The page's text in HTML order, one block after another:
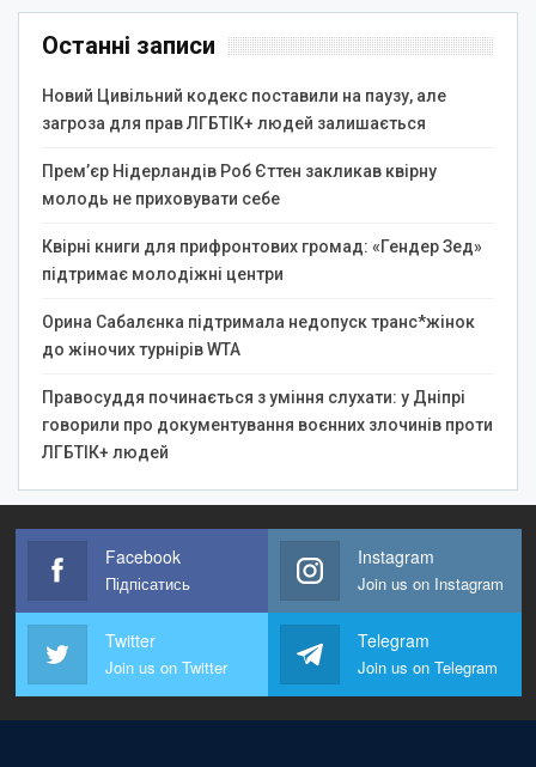
Останні записи
Новий Цивільний кодекс поставили на паузу, але
загроза для прав ЛГБТІК+ людей залишається
Прем’єр Нідерландів Роб Єттен закликав квірну
молодь не приховувати себе
Квірні книги для прифронтових громад: «Гендер Зед»
підтримає молодіжні центри
Орина Сабалєнка підтримала недопуск транс*жінок
до жіночих турнірів WTA
Правосуддя починається з уміння слухати: у Дніпрі
говорили про документування воєнних злочинів проти
ЛГБТІК+ людей
Facebook
Підпісатись
Instagram
Join us on Instagram
Twitter
Join us on Twitter
Telegram
Join us on Telegram